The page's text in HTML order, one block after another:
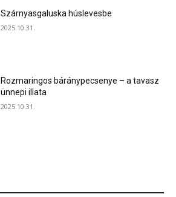
Szárnyasgaluska húslevesbe
2025.10.31.
Rozmaringos báránypecsenye – a tavasz
ünnepi illata
2025.10.31.